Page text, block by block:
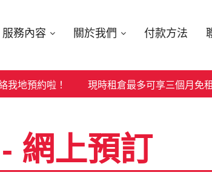
服務內容 關於我們 付款方法
預約啦！現時租倉最多可享三個月免租優惠
網上預訂